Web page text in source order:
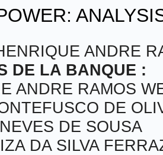
ANDRE
DE LA BANQUE :
ANDRE RAMOS
DE
DE SOUSA
DA SILVA